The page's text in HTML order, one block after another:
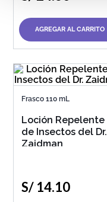
AGREGAR AL CARRITO
Frasco 110 mL
Loción Repelente
de Insectos del Dr.
Zaidman
S/ 14.10